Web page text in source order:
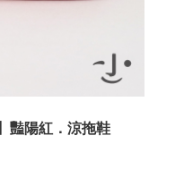
豔陽紅．涼拖鞋